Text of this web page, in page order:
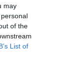
may
of the
List of